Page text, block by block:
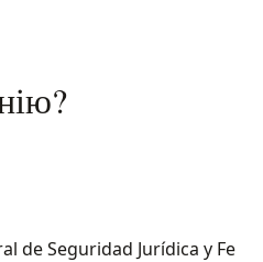
de Seguridad Jurídica y Fe